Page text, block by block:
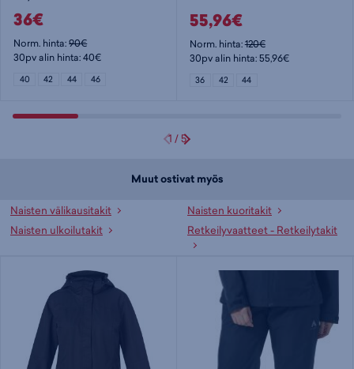
36€
Norm. hinta:90€
30pv alin hinta: 40€
40 42 44 46
55,96€
Norm. hinta:120€
30pv alin hinta: 55,96€
36 42 44
1 /5
Muut ostivat myös
Naisten välikausitakit
Naisten kuoritakit
Naisten ulkoilutakit
Retkeilyvaatteet - Retkeilytakit